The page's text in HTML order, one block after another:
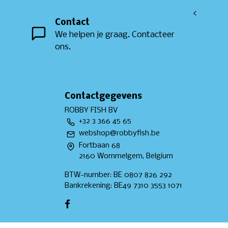
Contact
We helpen je graag. Contacteer
ons.
<
Contactgegevens
ROBBY FISH BV
+32 3 366 45 65
webshop@robbyfish.be
Fortbaan 68
2160 Wommelgem, Belgium
BTW-number: BE 0807 826 292
Bankrekening: BE49 7310 3553 1071